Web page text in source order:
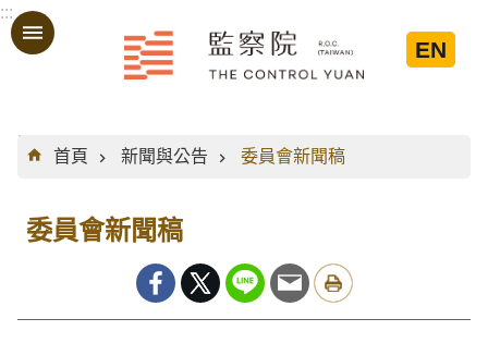
跳到主要內容區塊
:::
EN
:::
首頁
新聞與公告 委員會新聞稿
委員會新聞稿